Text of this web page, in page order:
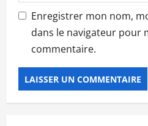
Enregistrer mon nom,
dans le navigateur pour
commentaire.